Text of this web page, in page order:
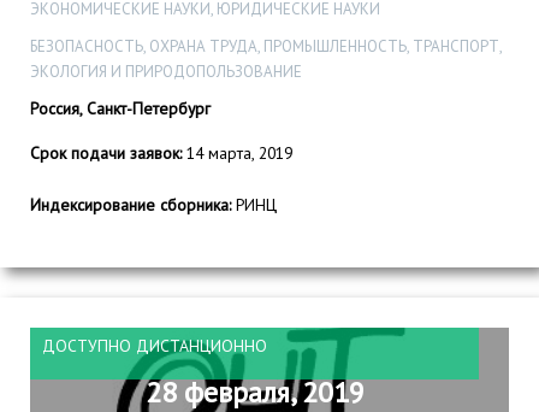
ЭКОНОМИЧЕСКИЕ НАУКИ, ЮРИДИЧЕСКИЕ НАУКИ
БЕЗОПАСНОСТЬ, ОХРАНА ТРУДА, ПРОМЫШЛЕННОСТЬ, ТРАНСПОРТ,
ЭКОЛОГИЯ И ПРИРОДОПОЛЬЗОВАНИЕ
Россия, Санкт-Петербург
Срок подачи заявок:14 марта, 2019
Индексирование сборника:РИНЦ
ДОСТУПНО ДИСТАНЦИОННО
28 февраля, 2019